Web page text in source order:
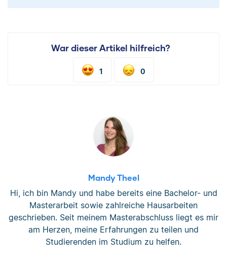
War dieser Artikel hilfreich?
1 0
Mandy Theel
Hi, ich bin Mandy und habe bereits eine Bachelor- und
Masterarbeit sowie zahlreiche Hausarbeiten
geschrieben. Seit meinem Masterabschluss liegt es mir
am Herzen, meine Erfahrungen zu teilen und
Studierenden im Studium zu helfen.